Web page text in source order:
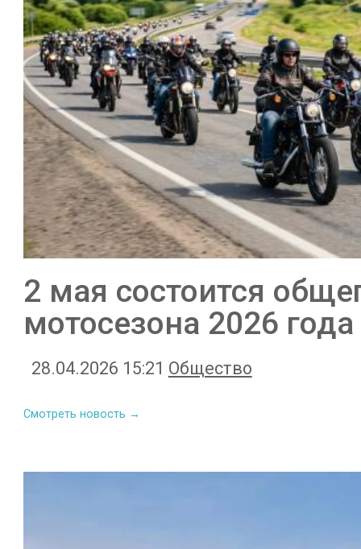
2 мая состоится
мотосезона 2026 года
28.04.2026 15:21 Общество
Смотреть новость →